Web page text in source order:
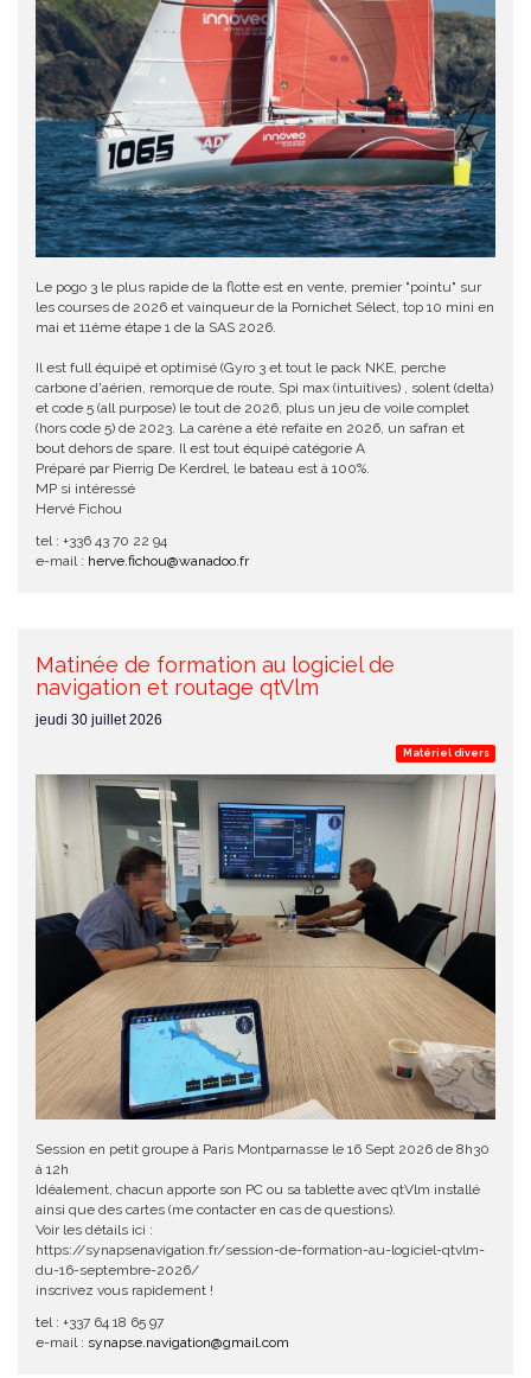
Le pogo 3 le plus rapide de la flotte est en vente, premier "pointu" sur
les courses de 2026 et vainqueur de la Pornichet Sélect, top 10 mini en
mai et 11ème étape 1 de la SAS 2026.
Il est full équipé et optimisé (Gyro 3 et tout le pack NKE, perche
carbone d'aérien, remorque de route, Spi max (intuitives) , solent (delta)
et code 5 (all purpose) le tout de 2026, plus un jeu de voile complet
(hors code 5) de 2023. La carène a été refaite en 2026, un safran et
bout dehors de spare. Il est tout équipé catégorie A
Préparé par Pierrig De Kerdrel, le bateau est à 100%.
MP si intéressé
Hervé Fichou
tel : +336 43 70 22 94
e-mail : herve.fichou@wanadoo.fr
Matinée de formation au logiciel de
navigation et routage qtVlm
jeudi 30 juillet 2026
Matériel divers
Session en petit groupe à Paris Montparnasse le 16 Sept 2026 de 8h30
à 12h
Idéalement, chacun apporte son PC ou sa tablette avec qtVlm installé
ainsi que des cartes (me contacter en cas de questions).
Voir les détails ici :
https://synapsenavigation.fr/session-de-formation-au-logiciel-qtvlm-
du-16-septembre-2026/
inscrivez vous rapidement !
tel : +337 64 18 65 97
e-mail : synapse.navigation@gmail.com